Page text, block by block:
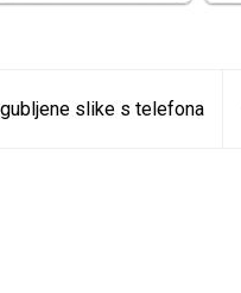
slike s telefona